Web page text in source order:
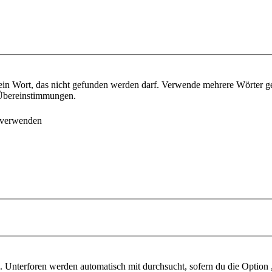
Wort, das nicht gefunden werden darf. Verwende mehrere Wörter
werden automatisch mit durchsucht, sofern du die